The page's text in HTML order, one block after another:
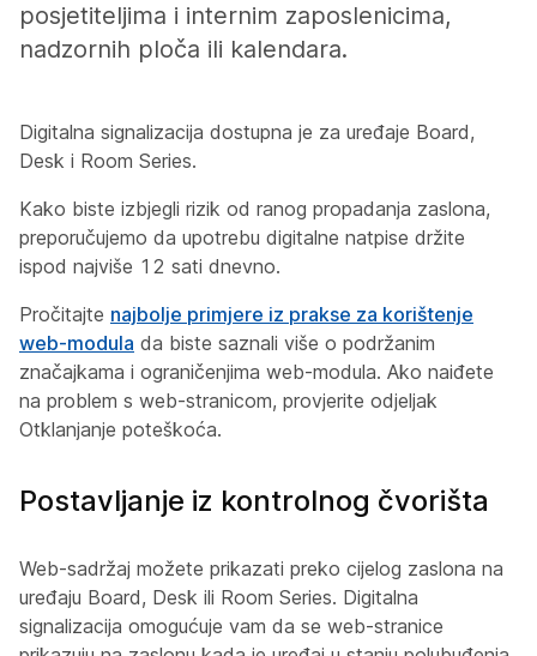
posjetiteljima i internim zaposlenicima,
nadzornih ploča ili kalendara.
Digitalna signalizacija dostupna je za uređaje Board,
Desk i Room Series.
Kako biste izbjegli rizik od ranog propadanja zaslona,
preporučujemo da upotrebu digitalne natpise držite
ispod najviše 12 sati dnevno.
Pročitajte najbolje primjere iz prakse za korištenje
web-modula da biste saznali više o podržanim
značajkama i ograničenjima web-modula. Ako naiđete
na problem s web-stranicom, provjerite odjeljak
Otklanjanje poteškoća.
Postavljanje iz kontrolnog čvorišta
Web-sadržaj možete prikazati preko cijelog zaslona na
uređaju Board, Desk ili Room Series. Digitalna
signalizacija omogućuje vam da se web-stranice